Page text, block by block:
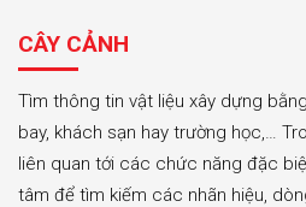
CÂY CẢNH
Tìm thông tin vật liệu xây dựng
bay, khách sạn hay trường học,…
liên quan tới các chức năng đặc
tâm để tìm kiếm các nhãn hiệu,